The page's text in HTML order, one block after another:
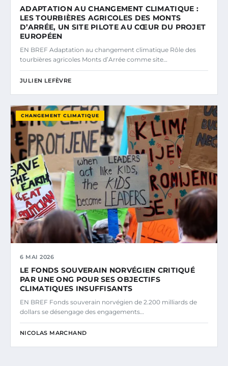
ADAPTATION AU CHANGEMENT CLIMATIQUE :
LES TOURBIÈRES AGRICOLES DES MONTS
D’ARRÉE, UN SITE PILOTE AU CŒUR DU PROJET
EUROPÉEN
EN BREF Adaptation au changement climatique Rôle des
tourbières agricoles Monts d’Arrée comme site…
JULIEN LEFÈVRE
CHANGEMENT CLIMATIQUE
6 MAI 2026
LE FONDS SOUVERAIN NORVÉGIEN CRITIQUÉ
PAR UNE ONG POUR SES OBJECTIFS
CLIMATIQUES INSUFFISANTS
EN BREF Fonds souverain norvégien de 2.200 milliards de
dollars se désengage des engagements…
NICOLAS MARCHAND